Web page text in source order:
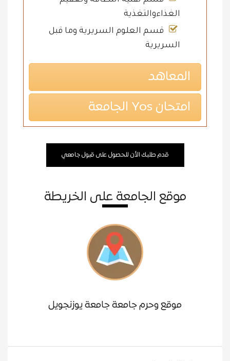
الغذاءوالتغذية
قسم العلوم السريرية وما قبل
السريرية
المعاهد
امتحان Yos الجامعة
قدم طلبك الأن للحصول على قبول جامعي
موقع الجامعة على الخريطة
موقع وحرم جامعة جامعة يوزنجويل